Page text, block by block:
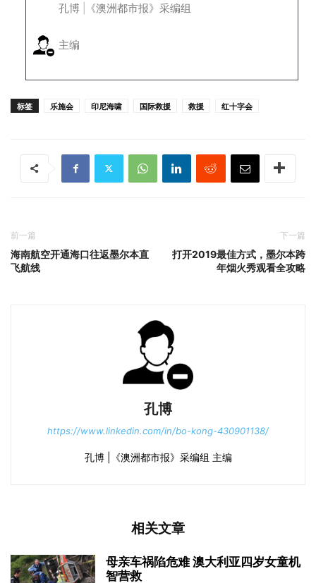
孔博 |《澳洲都市报》采编组
主编
标签 乐施会 印尼海啸 国际救援 救援 红十字会
前一篇
海南航空开通海口往返墨尔本直
飞航线
下一篇
打开2019最佳方式，墨尔本跨
年烟火秀观看全攻略
孔博
https://www.linkedin.com/in/bo-kong-430901138/
孔博 |《澳洲都市报》采编组 主编
相关文章
母亲车祸陷危难 澳大利亚四岁女童机
智营救